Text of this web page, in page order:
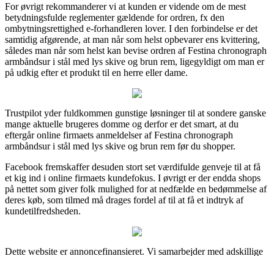
For øvrigt rekommanderer vi at kunden er vidende om de mest
betydningsfulde reglementer gældende for ordren, fx den
ombytningsrettighed e-forhandleren lover. I den forbindelse er det
samtidig afgørende, at man når som helst opbevarer ens kvittering,
således man når som helst kan bevise ordren af Festina chronograph
armbåndsur i stål med lys skive og brun rem, ligegyldigt om man er
på udkig efter et produkt til en herre eller dame.
Trustpilot yder fuldkommen gunstige løsninger til at sondere ganske
mange aktuelle brugeres domme og derfor er det smart, at du
eftergår online firmaets anmeldelser af Festina chronograph
armbåndsur i stål med lys skive og brun rem før du shopper.
Facebook fremskaffer desuden stort set værdifulde genveje til at få
et kig ind i online firmaets kundefokus. I øvrigt er der endda shops
på nettet som giver folk mulighed for at nedfælde en bedømmelse af
deres køb, som tilmed må drages fordel af til at få et indtryk af
kundetilfredsheden.
Dette website er annoncefinansieret. Vi samarbejder med adskillige